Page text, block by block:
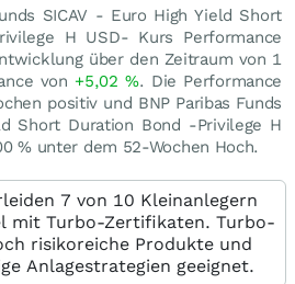
SICAV - Euro High Yield Short
H USD- Kurs Performance
über den Zeitraum von 1
von +5,02%. Die Performance
positiv und BNP Paribas Funds
Short Duration Bond -Privilege H
%unter dem 52-Wochen Hoch.
7 von 10 Kleinanlegern
mit Turbo-Zertifikaten. Turbo-
risikoreiche Produkte und
Anlagestrategien geeignet.